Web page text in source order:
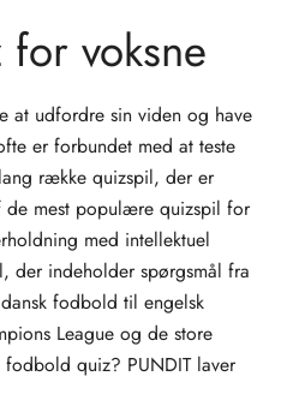
voksne
at udfordre sin viden og have
er forbundet med at teste
række quizspil, der er
de mest populære quizspil for
med intellektuel
der indeholder spørgsmål fra
fodbold til engelsk
League og de store
quiz? PUNDIT laver